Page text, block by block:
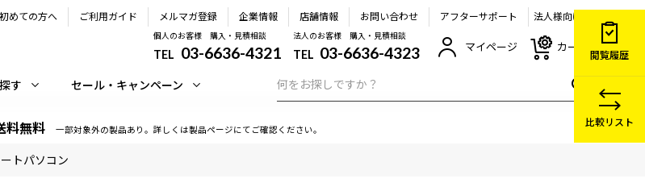
初めての方へ ご利用ガイド メルマガ登録 企業情報 店舗情報 お問い合わせ アフターサポート 法人様向け
個人のお客様 購入・見積相談
TEL 03-6636-4321
法人のお客様 購入・見積相談
TEL 03-6636-4323 マイページ カート
す セール・キャンペーン
料無料 一部対象外の製品あり。詳しくは製品ページにてご確認ください。
トパソコン
閲覧履歴
比較リスト